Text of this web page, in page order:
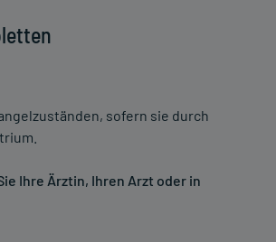
sofern sie durch
Ihre Ärztin, Ihren Arzt oder in